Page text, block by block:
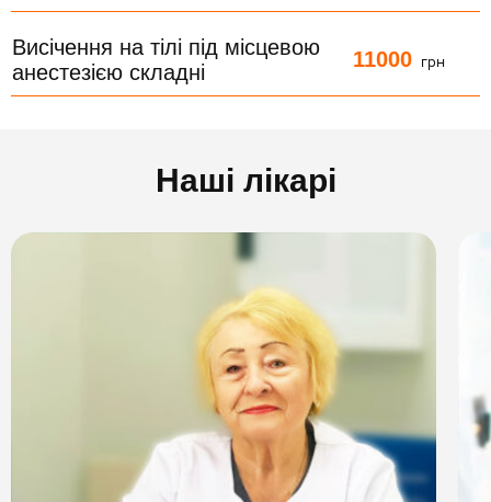
Висічення на тілі під місцевою
анестезією складні
11000 грн
Наші лікарі